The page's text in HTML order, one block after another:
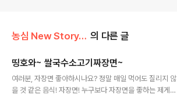
농심 New Story/Inside N 의 다른 글
띵호와~ 쌀국수소고기짜장면~
여러분, 자장면 좋아하시나요? 정말 매일 먹어도 질리지 않
을 것 같은 음식! 자장면! 누구보다 자장면을 좋하는 제게